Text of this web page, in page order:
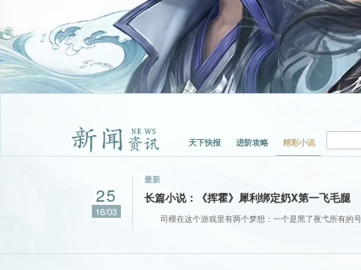
戏爱好者
天下3
天下快报 进阶攻略 精彩小说
最新
长篇小说：《挥霍》犀利绑定奶X第一飞毛腿
司檀在这个游戏里有两个梦想：一个是黑了夜弋所有
25
16/03